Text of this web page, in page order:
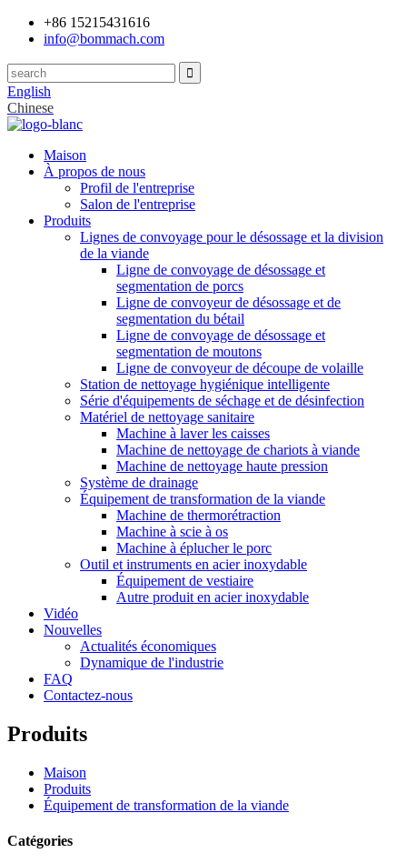
+86 15215431616
info@bommach.com
English
Chinese
Maison
À propos de nous
Profil de l'entreprise
Salon de l'entreprise
Produits
Lignes de convoyage pour le désossage et la division
de la viande
Ligne de convoyage de désossage et
segmentation de porcs
Ligne de convoyeur de désossage et de
segmentation du bétail
Ligne de convoyage de désossage et
segmentation de moutons
Ligne de convoyeur de découpe de volaille
Station de nettoyage hygiénique intelligente
Série d'équipements de séchage et de désinfection
Matériel de nettoyage sanitaire
Machine à laver les caisses
Machine de nettoyage de chariots à viande
Machine de nettoyage haute pression
Système de drainage
Équipement de transformation de la viande
Machine de thermorétraction
Machine à scie à os
Machine à éplucher le porc
Outil et instruments en acier inoxydable
Équipement de vestiaire
Autre produit en acier inoxydable
Vidéo
Nouvelles
Actualités économiques
Dynamique de l'industrie
FAQ
Contactez-nous
Produits
Maison
Produits
Équipement de transformation de la viande
Catégories